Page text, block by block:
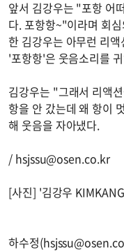
앞서 김강우는 "포항 어
다. 포항항~"이라며 회
한 김강우는 아무런 리
'포항항'은 웃음소리를
김강우는 "그래서 리액
항을 안 갔는데 왜 항이
해 웃음을 자아냈다.
/ hsjssu@osen.co.kr
[사진] '김강우
하수정(